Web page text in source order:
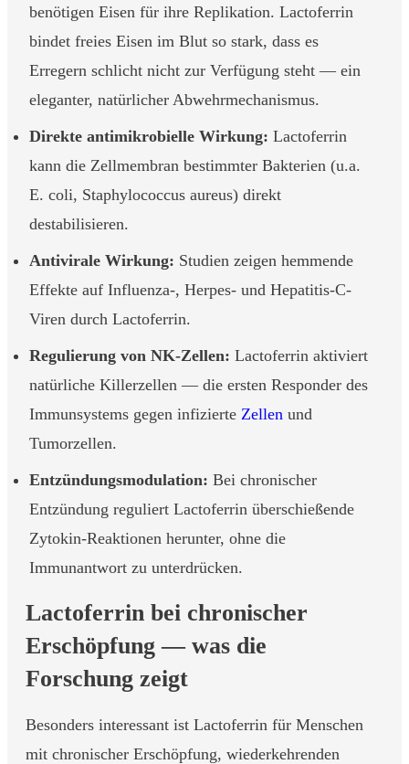
benötigen Eisen für ihre Replikation. Lactoferrin
bindet freies Eisen im Blut so stark, dass es
Erregern schlicht nicht zur Verfügung steht — ein
eleganter, natürlicher Abwehrmechanismus.
Direkte antimikrobielle Wirkung: Lactoferrin
kann die Zellmembran bestimmter Bakterien (u.a.
E. coli, Staphylococcus aureus) direkt
destabilisieren.
Antivirale Wirkung: Studien zeigen hemmende
Effekte auf Influenza-, Herpes- und Hepatitis-C-
Viren durch Lactoferrin.
Regulierung von NK-Zellen: Lactoferrin aktiviert
natürliche Killerzellen — die ersten Responder des
Immunsystems gegen infizierte Zellen und
Tumorzellen.
Entzündungsmodulation: Bei chronischer
Entzündung reguliert Lactoferrin überschießende
Zytokin-Reaktionen herunter, ohne die
Immunantwort zu unterdrücken.
Lactoferrin bei chronischer
Erschöpfung — was die
Forschung zeigt
Besonders interessant ist Lactoferrin für Menschen
mit chronischer Erschöpfung, wiederkehrenden